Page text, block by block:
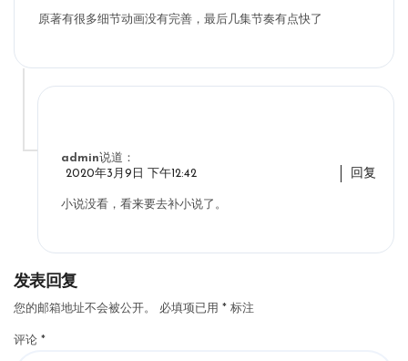
原著有很多细节动画没有完善，最后几集节奏有点快了
admin说道：
2020年3月9日 下午12:42
小说没看，看来要去补小说了。
回复
发表回复
您的邮箱地址不会被公开。 必填项已用 * 标注
评论 *